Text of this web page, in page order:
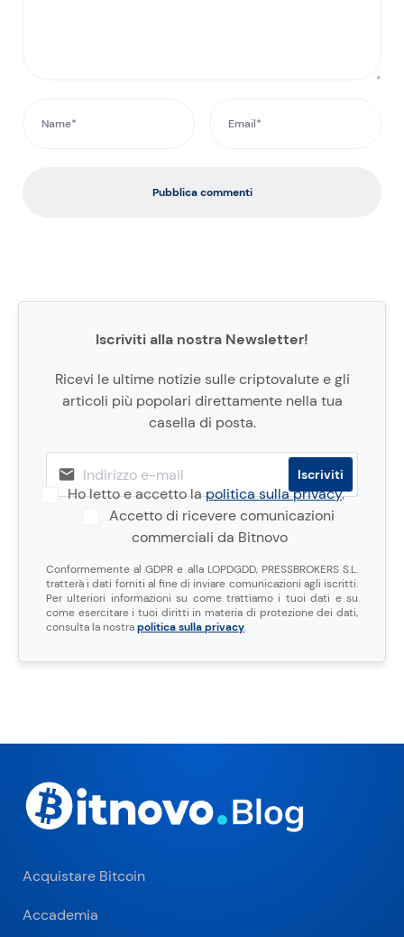
Pubblica commenti
Iscriviti alla nostra Newsletter!
Ricevi le ultime notizie sulle criptovalute e gli
articoli più popolari direttamente nella tua
casella di posta.
Ho letto e accetto lapolitica sulla privacy.
Accetto di ricevere comunicazioni
commerciali da Bitnovo
Conformemente al GDPR e alla LOPDGDD, PRESSBROKERS S.L.
tratterà i dati forniti al fine di inviare comunicazioni agli iscritti.
Per ulteriori informazioni su come trattiamo i tuoi dati e su
come esercitare i tuoi diritti in materia di protezione dei dati,
consulta la nostrapolitica sulla privacy.
Acquistare Bitcoin
Accademia